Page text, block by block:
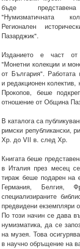
бъде
"Нумизматичната
Регионален
Пазарджик".
Изданието е част от
"Монетни колекции и
от България". Работата
и редакционен
Прокопов, беше
отношение от Община
В каталога са
римски републикански,
Хр. до VII в. след Хр.
Книгата беше
в Италия през месец
тираж беше подарен на
Германия,
специализираните
предвидени екземпляри
По този начин се дава
нумизматика, да се
на музея. Това
в научно обръщение на